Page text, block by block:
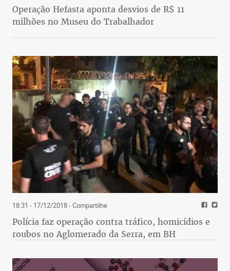
Operação Hefasta aponta desvios de R$ 11
milhões no Museu do Trabalhador
18:31 - 17/12/2018- Compartilhe
Polícia faz operação contra tráfico, homicídios e
roubos no Aglomerado da Serra, em BH